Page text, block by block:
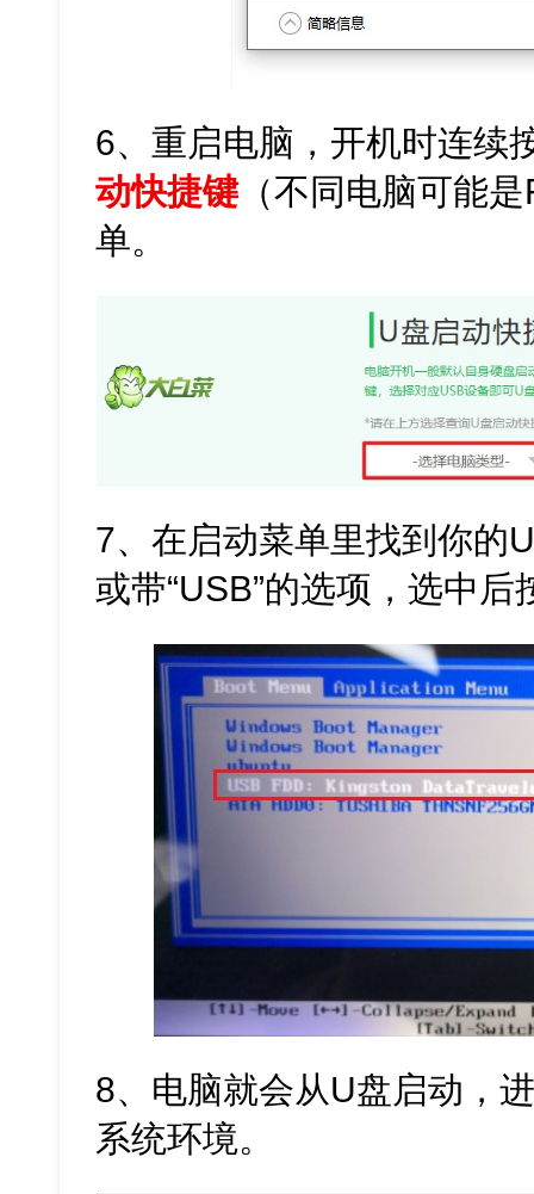
6、重启电脑，开机时连续
动快捷键（不同电脑可能
单。
7、在启动菜单里找到你的
或带“USB”的选项，选中后
8、电脑就会从U盘启动，
系统环境。